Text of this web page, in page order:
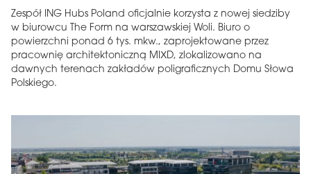
Zespół ING Hubs Poland oficjalnie korzysta z nowej siedziby
w biurowcu The Form na warszawskiej Woli. Biuro o
powierzchni ponad 6 tys. mkw., zaprojektowane przez
pracownię architektoniczną MIXD, zlokalizowano na
dawnych terenach zakładów poligraficznych Domu Słowa
Polskiego.